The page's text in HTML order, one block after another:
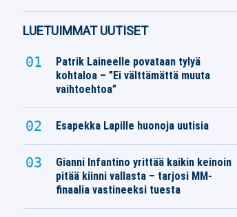
LUETUIMMAT UUTISET
Patrik Laineelle povataan tylyä
kohtaloa – ”Ei välttämättä muuta
vaihtoehtoa”
Esapekka Lapille huonoja uutisia
Gianni Infantino yrittää kaikin keinoin
pitää kiinni vallasta – tarjosi MM-
finaalia vastineeksi tuesta